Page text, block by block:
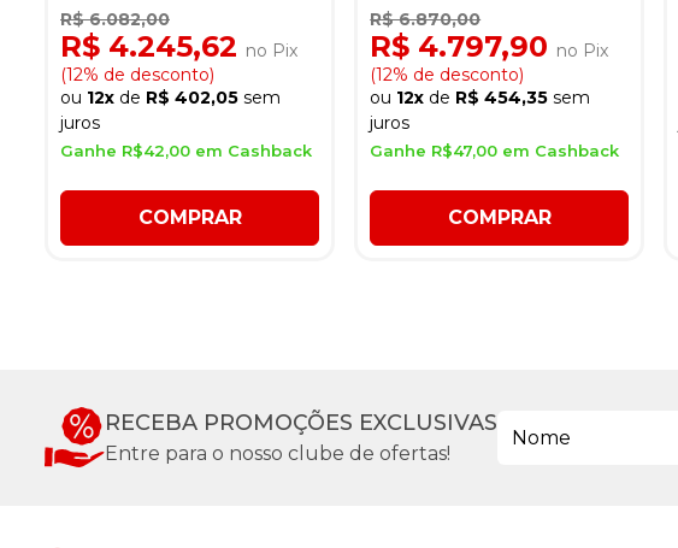
Preto
R$ 6.082,00
R$ 4.245,62 no Pix
(12% de desconto)
ou 12x de R$ 402,05 sem
juros
Ganhe R$42,00 em Cashback
COMPRAR
Titânio Preto
R$ 6.870,00
R$ 4.797,90 no Pix
(12% de desconto)
ou 12x de R$ 454,35 sem
juros
Ganhe R$47,00 em Cashback
COMPRAR
RECEBA PROMOÇÕES EXCLUSIVAS
Entre para o nosso clube de ofertas!